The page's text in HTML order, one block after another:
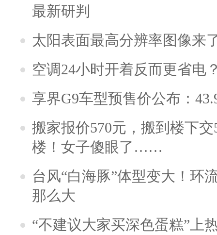
最新研判
太阳表面最高分辨率图像来
空调24小时开着反而更省电
享界G9车型预售价公布：
搬家报价570元，搬到楼下
楼！女子傻眼了……
台风“白海豚”体型变大！环
那么大
“不建议大家买深色蛋糕”上